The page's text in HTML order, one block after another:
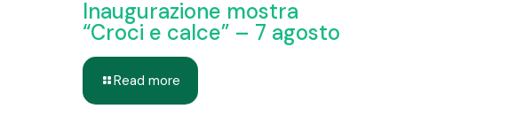
Inaugurazione mostra
“Croci e calce” – 7 agosto
Read more